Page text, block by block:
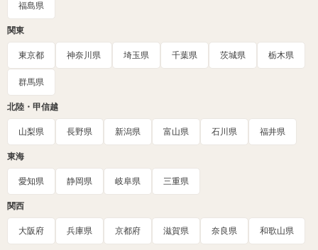
福島県
関東
東京都 神奈川県 埼玉県 千葉県 茨城県 栃木県
群馬県
北陸・甲信越
山梨県 長野県 新潟県 富山県 石川県 福井県
東海
愛知県 静岡県 岐阜県 三重県
関西
大阪府 兵庫県 京都府 滋賀県 奈良県 和歌山県